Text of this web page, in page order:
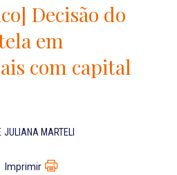
Decisão do
em
com capital
JULIANA MARTELI
Imprimir